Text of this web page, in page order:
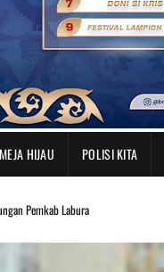
MEJA HIJAU POLISI KITA
Pemkab Labura